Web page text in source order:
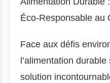
Éco-Responsable au
Face aux défis
l’alimentation
solution